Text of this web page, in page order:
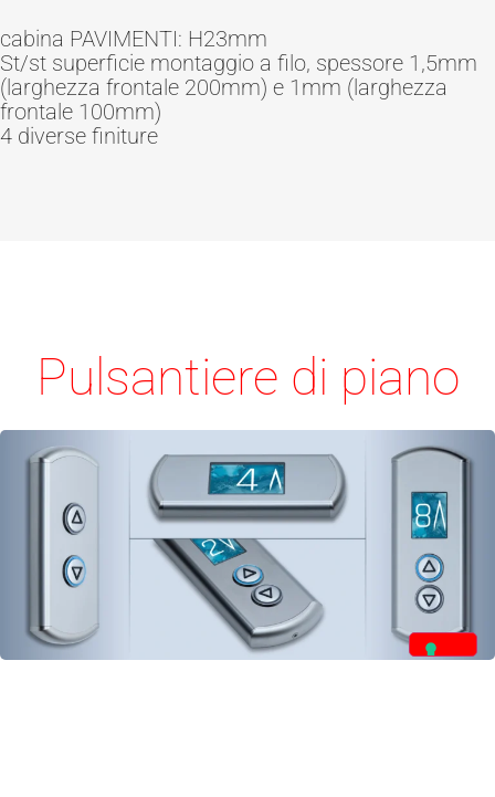
cabina PAVIMENTI: H23mm
St/st superficie montaggio a filo, spessore 1,5mm
(larghezza frontale 200mm) e 1mm (larghezza
frontale 100mm)
4 diverse finiture
Pulsantiere di piano